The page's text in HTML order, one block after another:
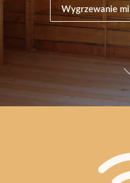
Wygrzewanie